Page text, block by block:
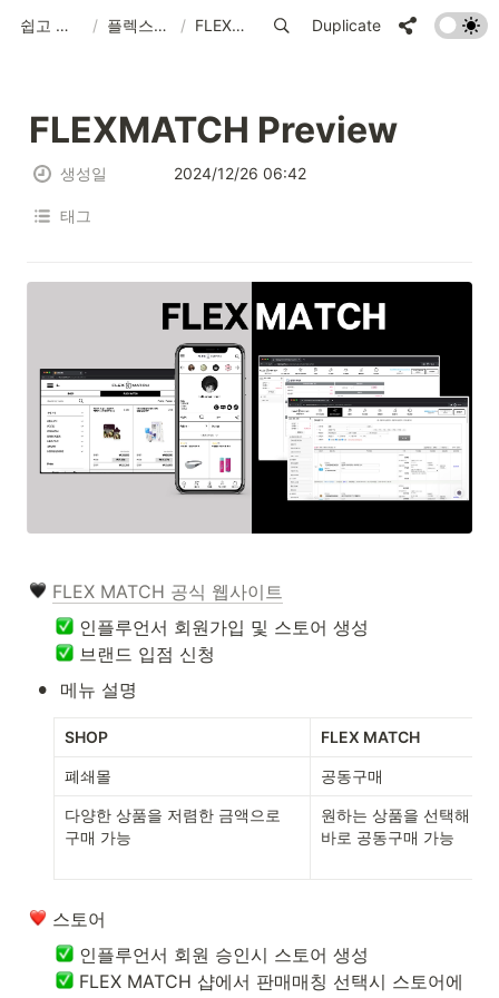
쉽고 빠르게 시작하는 FLEX 가이드 / 플렉스매치와 연동하기 (1) / FLEXMATCH Preview Duplicate
FLEXMATCH Preview
생성일 2024/12/26 06:42
태그
FLEX MATCH 공식 웹사이트
브랜드 입점 신청
• 메뉴 설명
SHOP FLEX MATCH
폐쇄몰 공동구매
다양한 상품을 저렴한 금액으로
구매 가능
원하는 상품을 선택해 스
바로 공동구매 가능
스토어
FLEX MATCH 샵에서 판매매칭 선택시 스토어에